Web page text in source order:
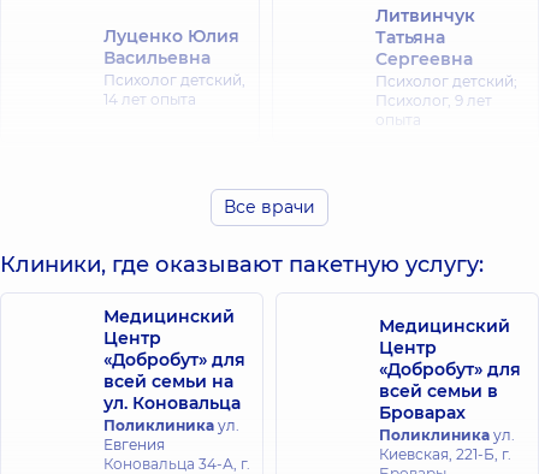
Луценко Юлия
Васильевна
Психолог детский,
14 лет опыта
Литвинчук
Татьяна
Сергеевна
Психолог детский;
Психолог, 9 лет
опыта
Психолог детский;
опыта
7 лет опыта
Меншун Ирина
Ивановна
Психолог;
Психолог детский,
13 лет опыта
Все врачи
Клиники, где оказывают пакетную услугу:
Медицинский
Центр
«Добробут» для
всей семьи на
ул. Коновальца
Поликлиника ул.
Евгения
Коновальца 34-А, г.
Медицинский
Центр
«Добробут» для
всей семьи в
Броварах
Поликлиника ул.
Киевская, 221-Б, г.